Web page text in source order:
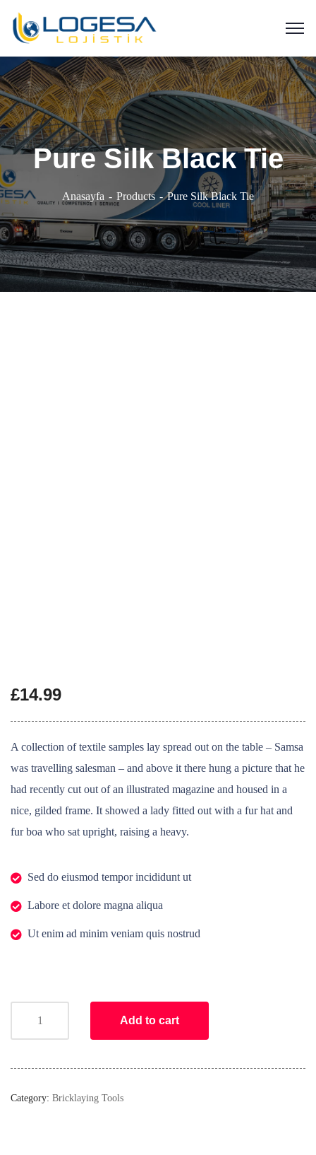
Pure Silk Black Tie
Anasayfa Products Pure Silk Black Tie
£14.99
A collection of textile samples lay spread out on the table – Samsa
was travelling salesman – and above it there hung a picture that he
had recently cut out of an illustrated magazine and housed in a
nice, gilded frame. It showed a lady fitted out with a fur hat and
fur boa who sat upright, raising a heavy.
Sed do eiusmod tempor incididunt ut
Labore et dolore magna aliqua
Ut enim ad minim veniam quis nostrud
Add to cart
Category: Bricklaying Tools